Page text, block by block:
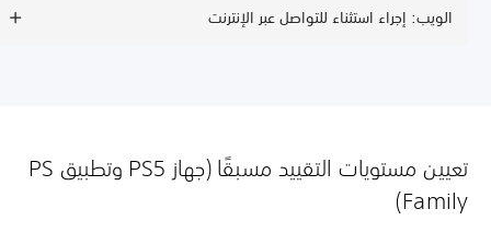
الويب: إجراء استثناء للتواصل عبر الإنترنت
تعيين مستويات التقييد مسبقًا (جهاز PS5 وتطبيق PS
Family)